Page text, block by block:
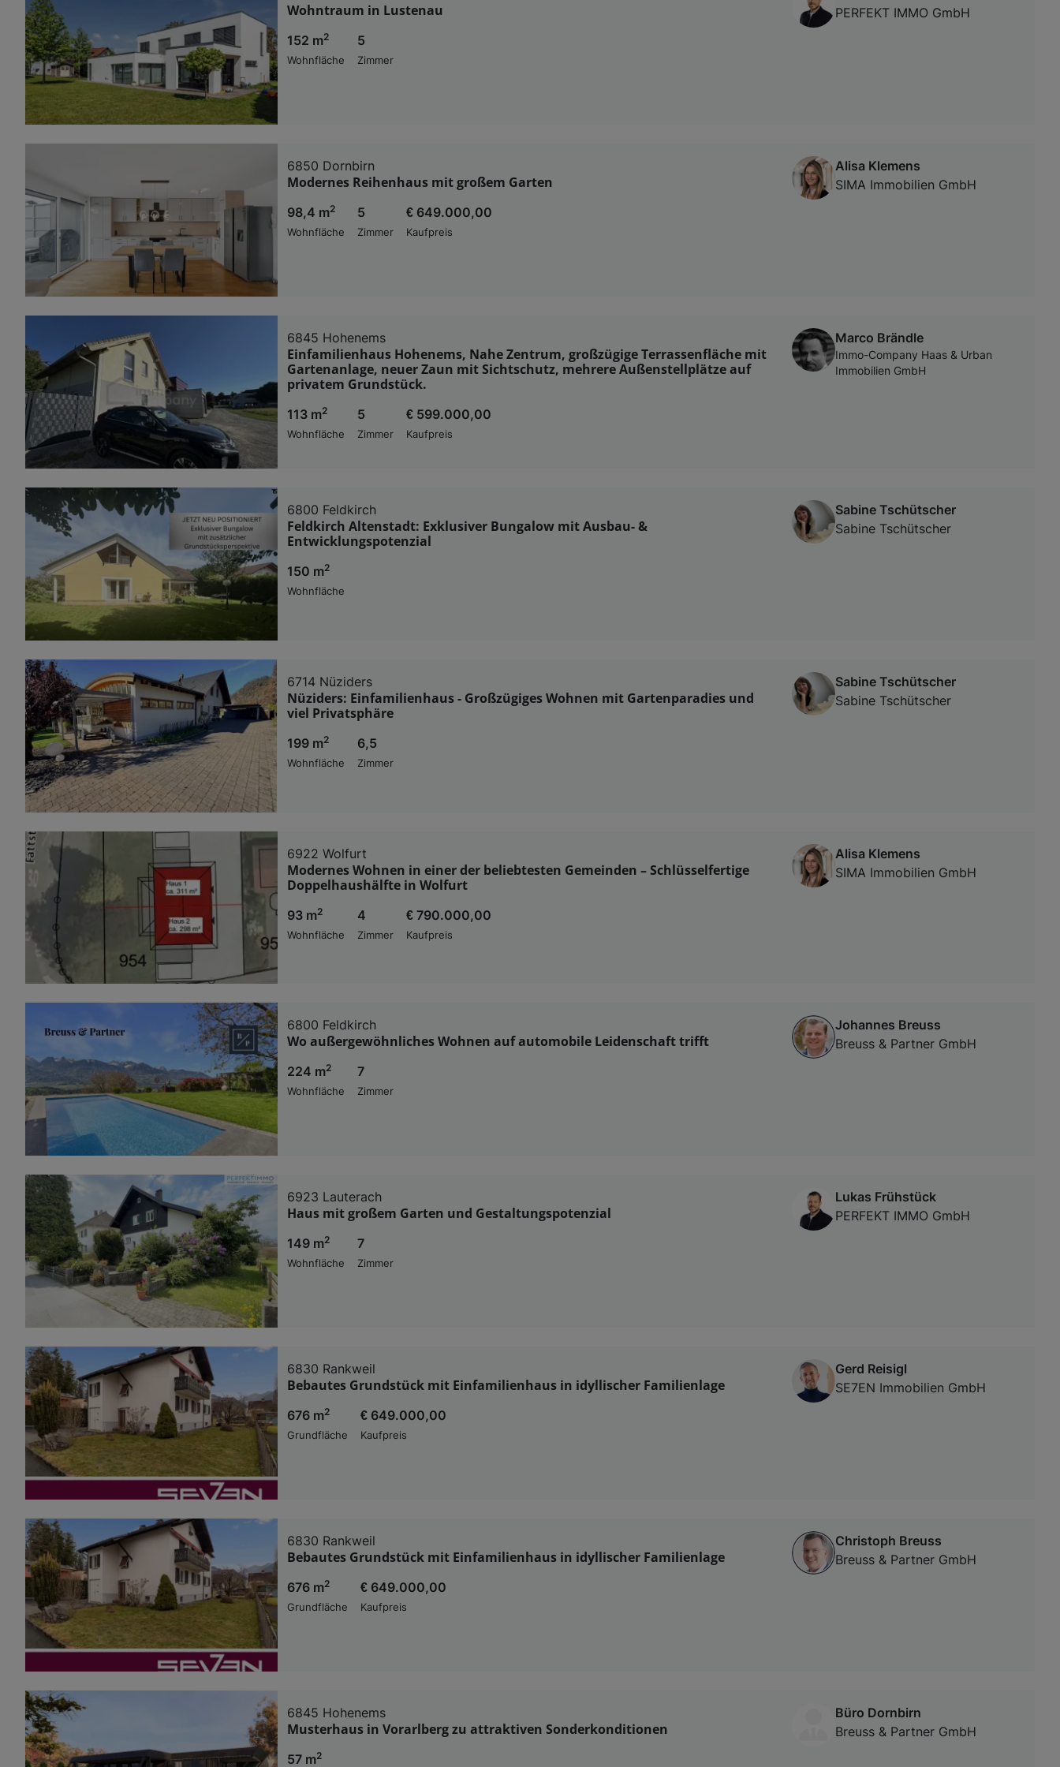
Wohntraum in Lustenau
152 m2
Wohnfläche
5
Zimmer
PERFEKT IMMO GmbH
6850 Dornbirn
Modernes Reihenhaus mit großem Garten
98,4 m2
Wohnfläche
5
Zimmer
€ 649.000,00
Kaufpreis
Alisa Klemens
SIMA Immobilien GmbH
6845 Hohenems
Einfamilienhaus Hohenems, Nahe Zentrum, großzügige Terrassenfläche mit
Gartenanlage, neuer Zaun mit Sichtschutz, mehrere Außenstellplätze auf
privatem Grundstück.
113 m2
Wohnfläche
5
Zimmer
€ 599.000,00
Kaufpreis
Marco Brändle
Immo-Company Haas & Urban
Immobilien GmbH
6800 Feldkirch
Feldkirch Altenstadt: Exklusiver Bungalow mit Ausbau- &
Entwicklungspotenzial
150 m2
Wohnfläche
Sabine Tschütscher
Sabine Tschütscher
6714 Nüziders
Nüziders: Einfamilienhaus - Großzügiges Wohnen mit Gartenparadies und
viel Privatsphäre
199 m2
Wohnfläche
6,5
Zimmer
Sabine Tschütscher
Sabine Tschütscher
6922 Wolfurt
Modernes Wohnen in einer der beliebtesten Gemeinden – Schlüsselfertige
Doppelhaushälfte in Wolfurt
93 m2
Wohnfläche
4
Zimmer
€ 790.000,00
Kaufpreis
Alisa Klemens
SIMA Immobilien GmbH
6800 Feldkirch
Wo außergewöhnliches Wohnen auf automobile Leidenschaft trifft
224 m2
Wohnfläche
7
Zimmer
Johannes Breuss
Breuss & Partner GmbH
6923 Lauterach
Haus mit großem Garten und Gestaltungspotenzial
149 m2
Wohnfläche
7
Zimmer
Lukas Frühstück
PERFEKT IMMO GmbH
6830 Rankweil
Bebautes Grundstück mit Einfamilienhaus in idyllischer Familienlage
676 m2
Grundfläche
€ 649.000,00
Kaufpreis
Gerd Reisigl
SE7EN Immobilien GmbH
6830 Rankweil
Bebautes Grundstück mit Einfamilienhaus in idyllischer Familienlage
676 m2
Grundfläche
€ 649.000,00
Kaufpreis
Christoph Breuss
Breuss & Partner GmbH
6845 Hohenems
Musterhaus in Vorarlberg zu attraktiven Sonderkonditionen
57 m2
Büro Dornbirn
Breuss & Partner GmbH